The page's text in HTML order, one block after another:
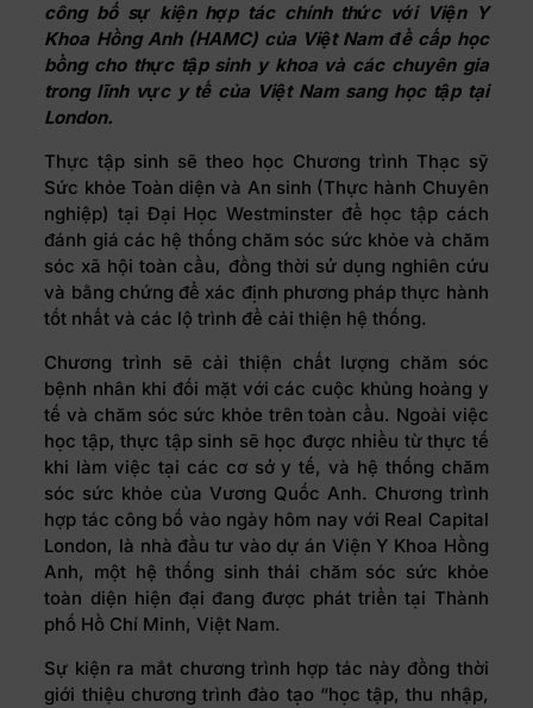
công bố sự kiện hợp tác chính thức với Viện Y
Khoa Hồng Anh (HAMC) của Việt Nam để cấp học
bổng cho thực tập sinh y khoa và các chuyên gia
trong lĩnh vực y tế của Việt Nam sang học tập tại
London.
Thực tập sinh sẽ theo học Chương trình Thạc sỹ
Sức khỏe Toàn diện và An sinh (Thực hành Chuyên
nghiệp) tại Đại Học Westminster để học tập cách
đánh giá các hệ thống chăm sóc sức khỏe và chăm
sóc xã hội toàn cầu, đồng thời sử dụng nghiên cứu
và bằng chứng để xác định phương pháp thực hành
tốt nhất và các lộ trình để cải thiện hệ thống.
Chương trình sẽ cải thiện chất lượng chăm sóc
bệnh nhân khi đối mặt với các cuộc khủng hoảng y
tế và chăm sóc sức khỏe trên toàn cầu. Ngoài việc
học tập, thực tập sinh sẽ học được nhiều từ thực tế
khi làm việc tại các cơ sở y tế, và hệ thống chăm
sóc sức khỏe của Vương Quốc Anh. Chương trình
hợp tác công bố vào ngày hôm nay với Real Capital
London, là nhà đầu tư vào dự án Viện Y Khoa Hồng
Anh, một hệ thống sinh thái chăm sóc sức khỏe
toàn diện hiện đại đang được phát triển tại Thành
phố Hồ Chí Minh, Việt Nam.
Sự kiện ra mắt chương trình hợp tác này đồng thời
giới thiệu chương trình đào tạo “học tập, thu nhập,